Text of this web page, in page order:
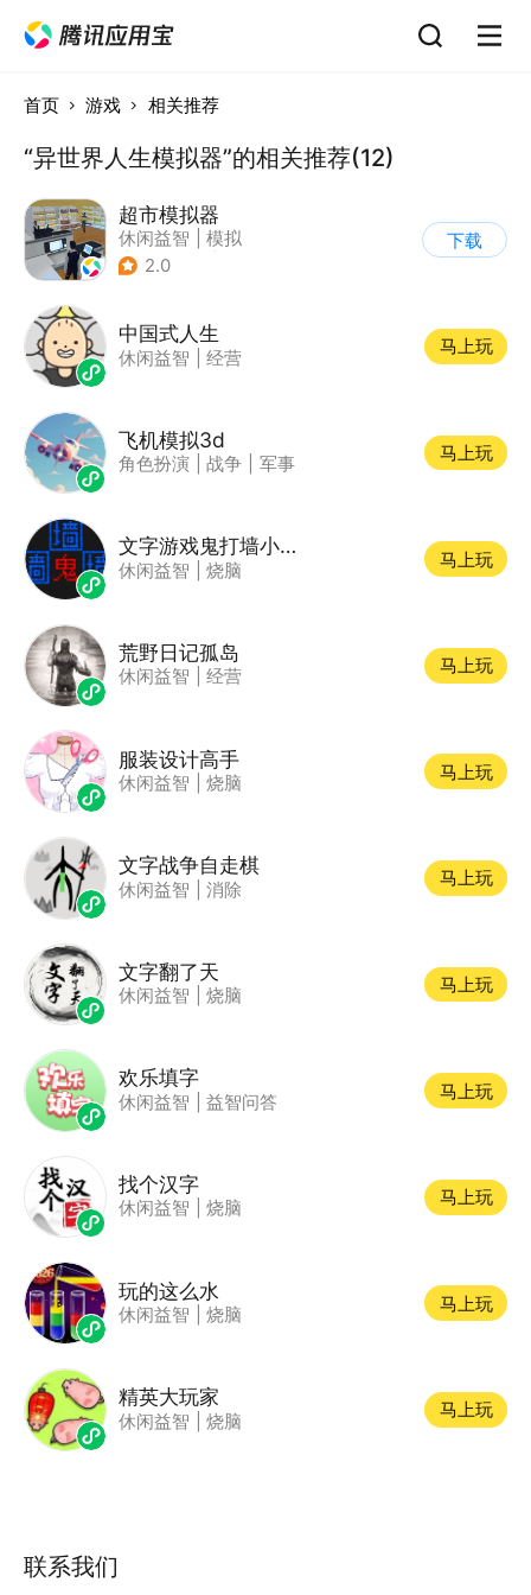
首页 游戏 相关推荐
“异世界人生模拟器”的相关推荐(12)
超市模拟器
休闲益智
模拟
| 文字游戏
2.0
下载
中国式人生
休闲益智 经营
马上玩
飞机模拟3d
角色扮演 战争 军事
马上玩
文字游戏鬼打墙小游戏
休闲益智 烧脑
马上玩
荒野日记孤岛
休闲益智 经营
马上玩
服装设计高手
休闲益智 烧脑
马上玩
文字战争自走棋
休闲益智 消除
马上玩
文字翻了天
休闲益智 烧脑
马上玩
欢乐填字
休闲益智 益智问答
马上玩
找个汉字
休闲益智 烧脑
马上玩
玩的这么水
休闲益智 烧脑
马上玩
精英大玩家
休闲益智 烧脑
马上玩
联系我们